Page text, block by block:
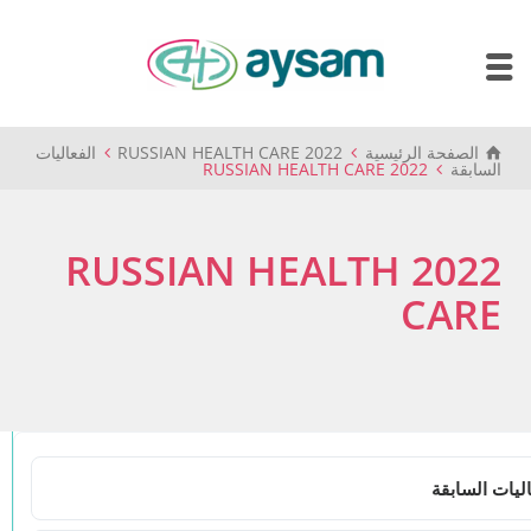
الصفحة الرئيسية 2022 RUSSIAN HEALTH CARE الفعاليات
السابقة 2022 RUSSIAN HEALTH CARE
2022 RUSSIAN HEALTH
CARE
السابقة